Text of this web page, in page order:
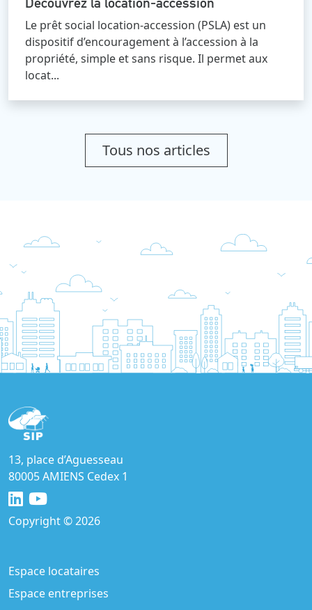
Le prêt social location-accession (PSLA) est un
dispositif d’encouragement à l’accession à la
propriété, simple et sans risque. Il permet aux
locat...
Tous nos articles
13, place d’Aguesseau
80005 AMIENS Cedex 1
Copyright © 2026
Espace locataires
Espace entreprises